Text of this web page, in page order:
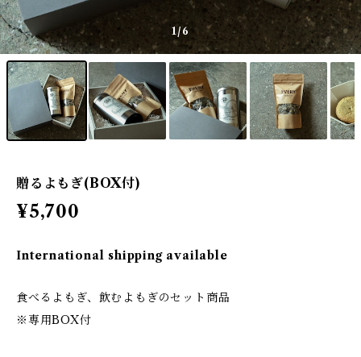
1/6
贈るよもぎ(BOX付)
¥5,700
International shipping available
食べるよもぎ、飲むよもぎのセット商品
※専用BOX付